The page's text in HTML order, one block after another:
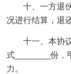
十、一方退
况进行结算，退
十一、本协
式________份
力。